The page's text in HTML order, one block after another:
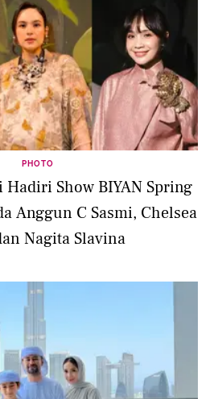
PHOTO
Show BIYAN Spring
Anggun C Sasmi, Chelsea
Nagita Slavina